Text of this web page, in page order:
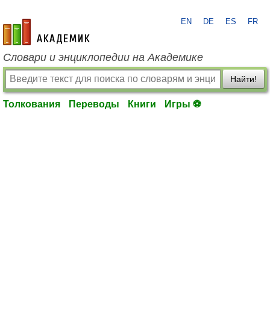
academic.ru
EN DE ES FR
Словари и энциклопедии на Академике
Найти!
Толкования Переводы Книги Игры ⚽